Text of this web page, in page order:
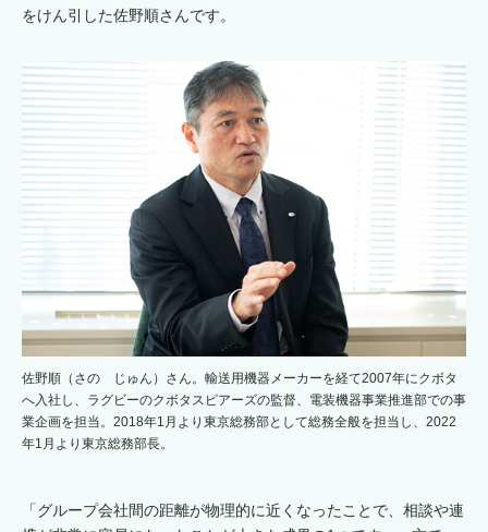
をけん引した佐野順さんです。
佐野順（さの じゅん）さん。輸送用機器メーカーを経て2007年にクボタ
へ入社し、ラグビーのクボタスピアーズの監督、電装機器事業推進部での事
業企画を担当。2018年1月より東京総務部として総務全般を担当し、2022
年1月より東京総務部長。
「グループ会社間の距離が物理的に近くなったことで、相談や連